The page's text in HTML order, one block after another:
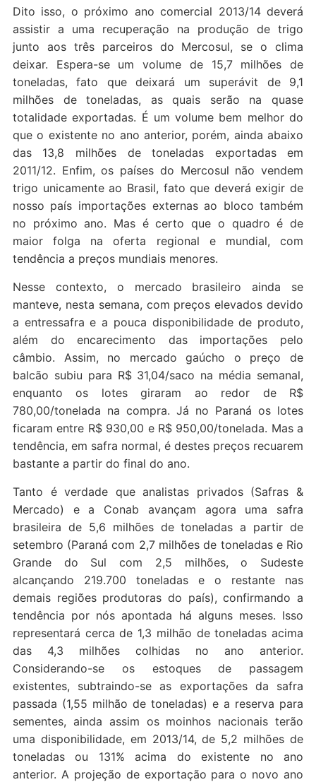
Dito isso, o próximo ano comercial 2013/14 deverá
assistir a uma recuperação na produção de trigo
junto aos três parceiros do Mercosul, se o clima
deixar. Espera-se um volume de 15,7 milhões de
toneladas, fato que deixará um superávit de 9,1
milhões de toneladas, as quais serão na quase
totalidade exportadas. É um volume bem melhor do
que o existente no ano anterior, porém, ainda abaixo
das 13,8 milhões de toneladas exportadas em
2011/12. Enfim, os países do Mercosul não vendem
trigo unicamente ao Brasil, fato que deverá exigir de
nosso país importações externas ao bloco também
no próximo ano. Mas é certo que o quadro é de
maior folga na oferta regional e mundial, com
tendência a preços mundiais menores.
Nesse contexto, o mercado brasileiro ainda se
manteve, nesta semana, com preços elevados devido
a entressafra e a pouca disponibilidade de produto,
além do encarecimento das importações pelo
câmbio. Assim, no mercado gaúcho o preço de
balcão subiu para R$ 31,04/saco na média semanal,
enquanto os lotes giraram ao redor de R$
780,00/tonelada na compra. Já no Paraná os lotes
ficaram entre R$ 930,00 e R$ 950,00/tonelada. Mas a
tendência, em safra normal, é destes preços recuarem
bastante a partir do final do ano.
Tanto é verdade que analistas privados (Safras &
Mercado) e a Conab avançam agora uma safra
brasileira de 5,6 milhões de toneladas a partir de
setembro (Paraná com 2,7 milhões de toneladas e Rio
Grande do Sul com 2,5 milhões, o Sudeste
alcançando 219.700 toneladas e o restante nas
demais regiões produtoras do país), confirmando a
tendência por nós apontada há alguns meses. Isso
representará cerca de 1,3 milhão de toneladas acima
das 4,3 milhões colhidas no ano anterior.
Considerando-se os estoques de passagem
existentes, subtraindo-se as exportações da safra
passada (1,55 milhão de toneladas) e a reserva para
sementes, ainda assim os moinhos nacionais terão
uma disponibilidade, em 2013/14, de 5,2 milhões de
toneladas ou 131% acima do existente no ano
anterior. A projeção de exportação para o novo ano